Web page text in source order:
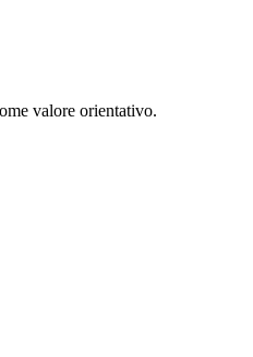
valore orientativo.